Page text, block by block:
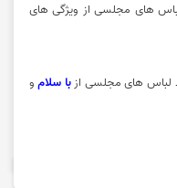
لباس های مجلسی از ویژگی های
لباس های مجلسی ازبا سلام و